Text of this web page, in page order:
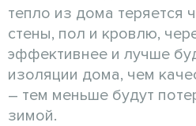
тепло из дома теряется
стены, пол и кровлю,
эффективнее и лучше
изоляции дома, чем
– тем меньше будут
зимой.